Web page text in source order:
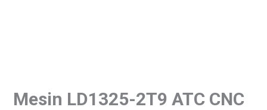
Mesin LD1325-2T9 ATC CNC